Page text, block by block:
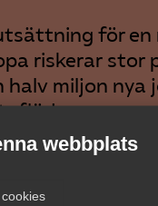
webbplats
för en
riskerar
miljon nya
förutsätter friare